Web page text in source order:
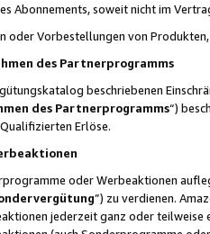
Abonnements, soweit nicht im
oder Vorbestellungen von
des Partnerprogramms
beschriebenen
des Partnerprogramms“)
Erlöse.
oder Werbeaktionen
”) zu verdienen.
jederzeit ganz oder